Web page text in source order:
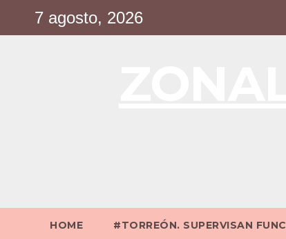
7 agosto, 2026
HOME #TORREÓN. SUPERVISAN